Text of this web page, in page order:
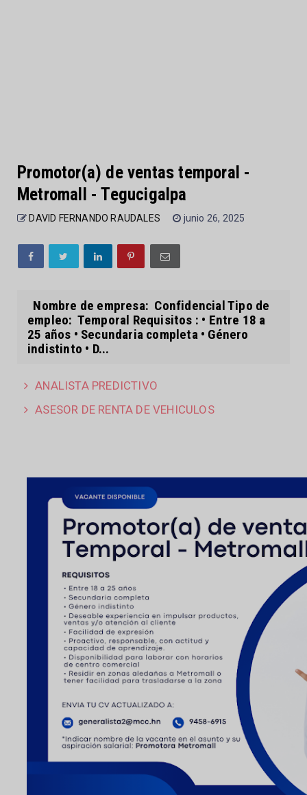
Promotor(a) de ventas temporal -
Metromall - Tegucigalpa
DAVID FERNANDO RAUDALES junio 26, 2025
Nombre de empresa: Confidencial Tipo de
empleo: Temporal Requisitos : • Entre 18 a
25 años • Secundaria completa • Género
indistinto • D...
ANALISTA PREDICTIVO
ASESOR DE RENTA DE VEHICULOS